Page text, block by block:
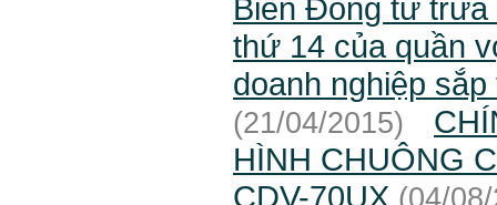
Biển Đông từ trưa
thứ 14 của quần
doanh nghiệp
(21/04/2015)
HÌNH CHUÔNG
CDV-70UX (04/